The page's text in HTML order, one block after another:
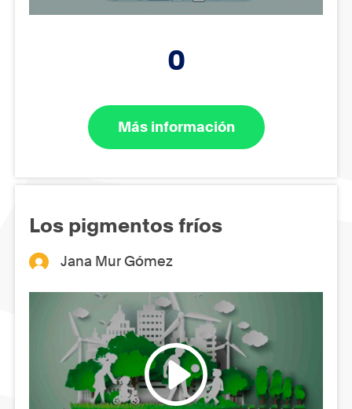
0
Más información
Los pigmentos fríos
Jana Mur Gómez